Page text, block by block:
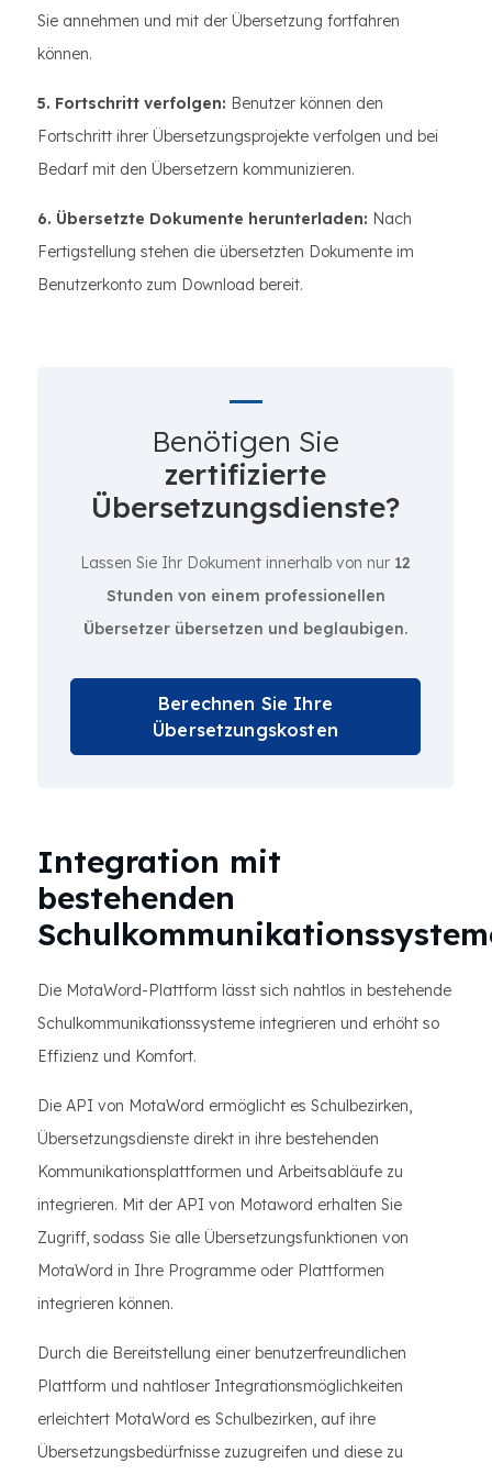
Sie annehmen und mit der Übersetzung fortfahren
können.
5. Fortschritt verfolgen: Benutzer können den
Fortschritt ihrer Übersetzungsprojekte verfolgen und bei
Bedarf mit den Übersetzern kommunizieren.
6. Übersetzte Dokumente herunterladen: Nach
Fertigstellung stehen die übersetzten Dokumente im
Benutzerkonto zum Download bereit.
Benötigen Sie
zertifizierte
Übersetzungsdienste?
Lassen Sie Ihr Dokument innerhalb von nur 12
Stunden von einem professionellen
Übersetzer übersetzen und beglaubigen.
Berechnen Sie Ihre
Übersetzungskosten
Integration mit
bestehenden
Die MotaWord-Plattform lässt sich nahtlos in bestehende
Schulkommunikationssysteme integrieren und erhöht so
Effizienz und Komfort.
Die API von MotaWord ermöglicht es Schulbezirken,
Übersetzungsdienste direkt in ihre bestehenden
Kommunikationsplattformen und Arbeitsabläufe zu
integrieren. Mit der API von Motaword erhalten Sie
Zugriff, sodass Sie alle Übersetzungsfunktionen von
MotaWord in Ihre Programme oder Plattformen
integrieren können.
Durch die Bereitstellung einer benutzerfreundlichen
Plattform und nahtloser Integrationsmöglichkeiten
erleichtert MotaWord es Schulbezirken, auf ihre
Übersetzungsbedürfnisse zuzugreifen und diese zu